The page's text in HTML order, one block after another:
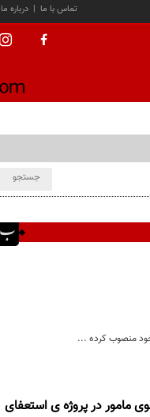
درباره ما | تماس با ما
خود منصوب کرده ...
مامور در پروژه ی استعفای